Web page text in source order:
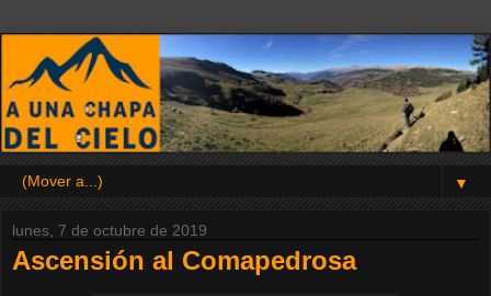
▼
lunes, 7 de octubre de 2019
Ascensión al Comapedrosa